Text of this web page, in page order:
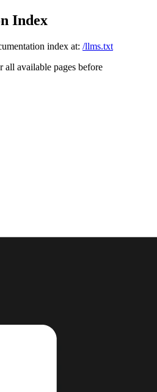
Index
index at: /llms.txt
all available pages before